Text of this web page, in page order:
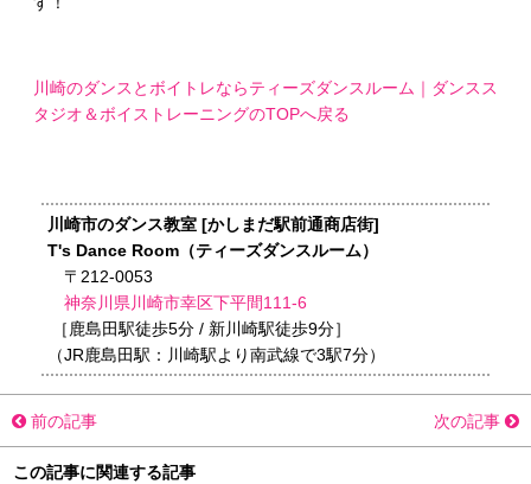
川崎のダンスとボイトレならティーズダンスルーム｜ダンスス
タジオ＆ボイストレーニングのTOPへ戻る
川崎市のダンス教室 [かしまだ駅前通商店街]
T's Dance Room（ティーズダンスルーム）
〒212-0053
神奈川県川崎市幸区下平間111-6
［鹿島田駅徒歩5分 / 新川崎駅徒歩9分］
（JR鹿島田駅：川崎駅より南武線で3駅7分）
前の記事 次の記事
この記事に関連する記事